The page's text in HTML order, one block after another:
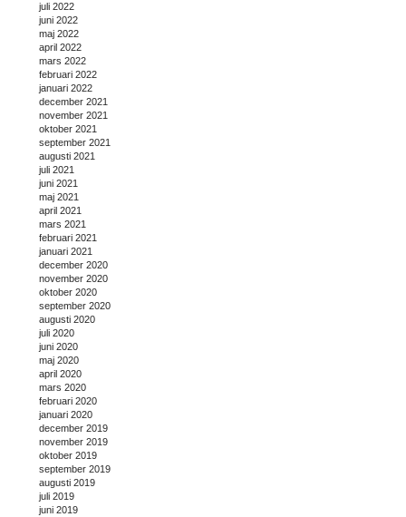
juli 2022
juni 2022
maj 2022
april 2022
mars 2022
februari 2022
januari 2022
december 2021
november 2021
oktober 2021
september 2021
augusti 2021
juli 2021
juni 2021
maj 2021
april 2021
mars 2021
februari 2021
januari 2021
december 2020
november 2020
oktober 2020
september 2020
augusti 2020
juli 2020
juni 2020
maj 2020
april 2020
mars 2020
februari 2020
januari 2020
december 2019
november 2019
oktober 2019
september 2019
augusti 2019
juli 2019
juni 2019